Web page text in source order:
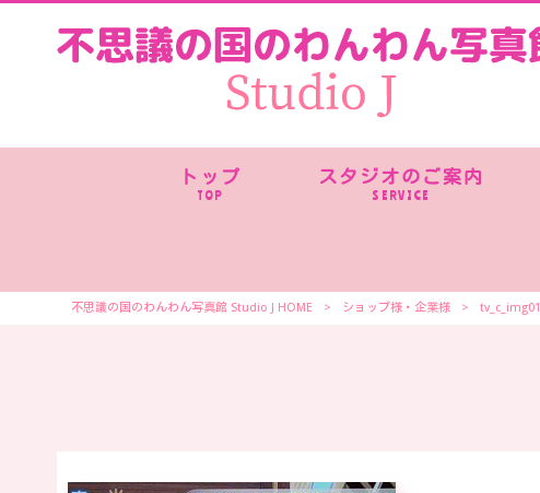
トップ
TOP
スタジオのご案内
SERVICE
不思議の国のわんわん写真館 Studio J HOME > ショップ様・ 企業様 > tv_c_img01